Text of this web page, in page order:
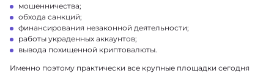
мошенничества;
обхода санкций;
финансирования незаконной деятельности;
работы украденных аккаунтов;
вывода похищенной криптовалюты.
Именно поэтому практически все крупные площадки сегодня